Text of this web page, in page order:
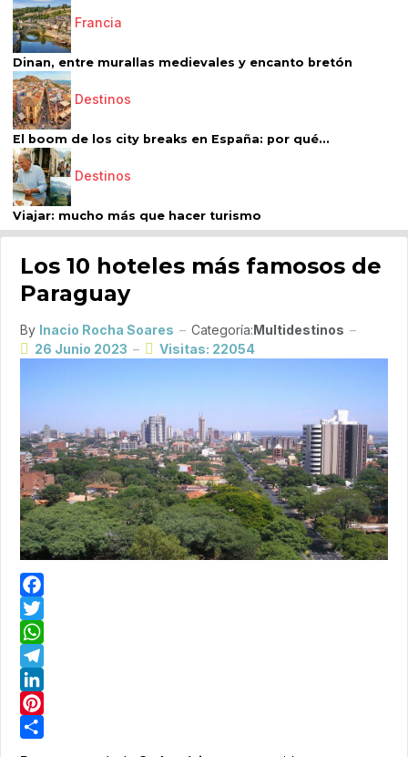
Francia
Dinan, entre murallas medievales y encanto bretón
Destinos
El boom de los city breaks en España: por qué...
Destinos
Viajar: mucho más que hacer turismo
Los 10 hoteles más famosos de
Paraguay
By Inacio Rocha Soares Categoría:Multidestinos
26 Junio 2023
Visitas: 22054
Facebook
Twitter
WhatsApp
Telegram
LinkedIn
Pinterest